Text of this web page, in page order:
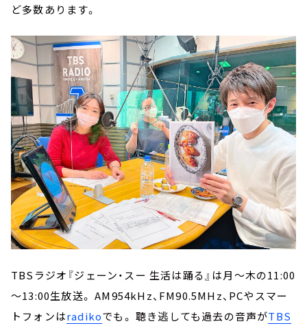
ど多数あります。
TBSラジオ『ジェーン・スー 生活は踊る』は月～木の11:00
～13:00生放送。 AM954kHz、FM90.5MHz、PCやスマー
トフォンはradikoでも。 聴き逃しても過去の音声がTBS